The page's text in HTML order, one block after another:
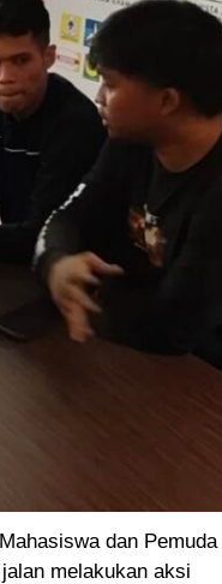
dan Pemuda
melakukan aksi